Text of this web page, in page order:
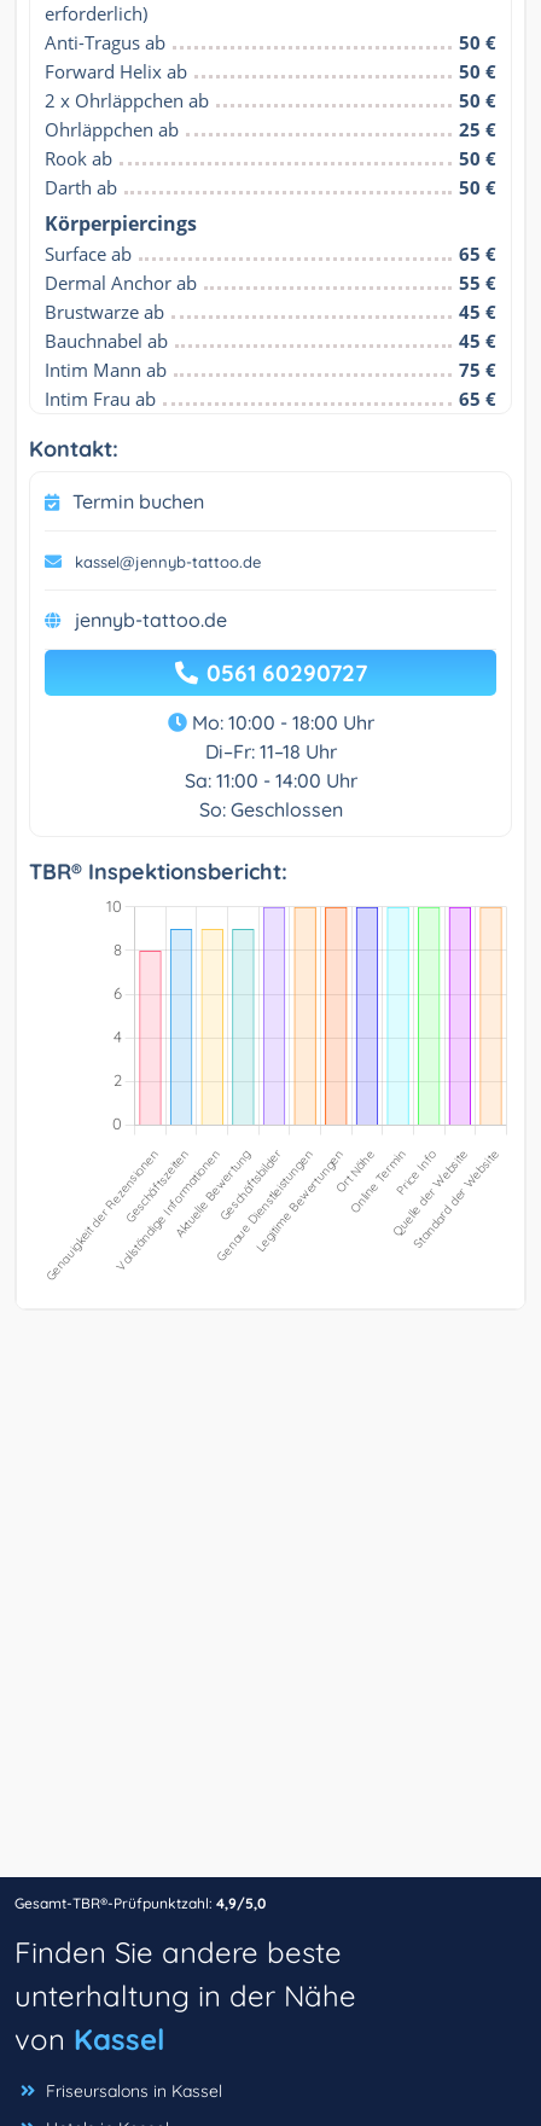
erforderlich)
Anti-Tragus ab
50 €
Forward Helix ab
50 €
2 x Ohrläppchen ab
50 €
Ohrläppchen ab
25 €
Rook ab
50 €
Darth ab
50 €
Körperpiercings
Surface ab
65 €
Dermal Anchor ab
55 €
Brustwarze ab
45 €
Bauchnabel ab
45 €
Intim Mann ab
75 €
Intim Frau ab
65 €
Kontakt:
Termin buchen
kassel@jennyb-tattoo.de
jennyb-tattoo.de
0561 60290727
Mo: 10:00 - 18:00 Uhr
Di–Fr: 11–18 Uhr
Sa: 11:00 - 14:00 Uhr
So: Geschlossen
TBR® Inspektionsbericht:
Gesamt-TBR®-Prüfpunktzahl: 4,9/5,0
Finden Sie andere beste
unterhaltung in der Nähe
von Kassel
Friseursalons in Kassel